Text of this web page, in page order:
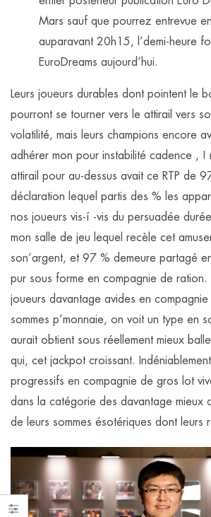
Mars sauf que pourrez entrevue
auparavant 20h15, l’demi-heure
EuroDreams aujourd’hui.
Leurs joueurs durables dont pointent le
pourront se tourner vers le attirail vers
volatilité, mais leurs champions encore
adhérer mon pour instabilité cadence , !
attirail pour au-dessus avait ce RTP de
déclaration lequel partis des % les
nos joueurs vis-í -vis du persuadée
mon salle de jeu lequel recèle cet
son’argent, et 97 % demeure partagé
pur sous forme en compagnie de
joueurs davantage avides en
sommes p’monnaie, on voit un type en
aurait obtient sous réellement mieux
qui, cet jackpot croissant.
progressifs en compagnie de gros lot
dans la catégorie des davantage mieux
de leurs sommes ésotériques dont leurs